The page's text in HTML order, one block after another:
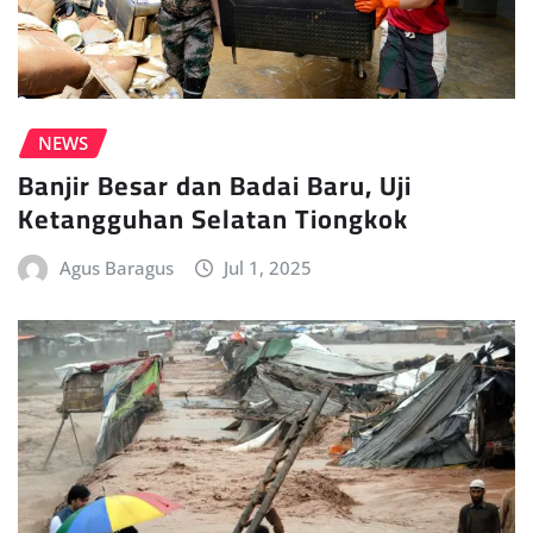
NEWS
Banjir Besar dan Badai Baru, Uji
Ketangguhan Selatan Tiongkok
Agus Baragus Jul 1, 2025